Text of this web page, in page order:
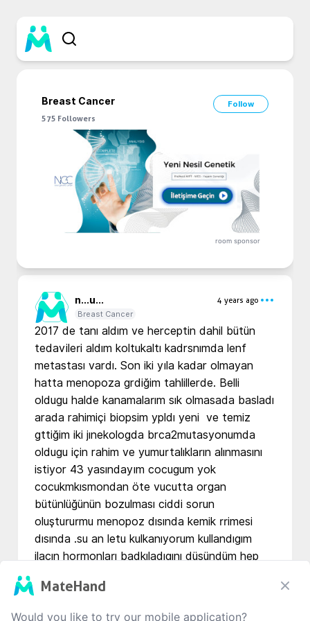
Breast Cancer
Follow
575 Followers
room sponsor
n...u...
4 years ago
Breast Cancer
2017 de tanı aldım ve herceptin dahil bütün
tedavileri aldım koltukaltı kadrsnımda lenf
metastası vardı. Son iki yıla kadar olmayan
hatta menopoza grdiğim tahlillerde. Belli
oldugu halde kanamalarım sık olmasada basladı
arada rahimiçi biopsim ypldı yeni  ve temiz
gttiğim iki jınekologda brca2mutasyonumda
oldugu için rahim ve yumurtalıkların alınmasını
istiyor 43 yasındayım cocugum yok
cocukmkısmondan öte vucutta organ
bütünlüğünün bozulması ciddi sorun
oluştururmu menopoz dısında kemik rrimesi
dısında .su an letu kulkanıyorum kullandıgım
ilacın hormonları badkıladıgını düşündüm hep
lardaydı..bana kullandıgım bu ilacın işlevini basit
MateHand
Would you like to try our mobile application?